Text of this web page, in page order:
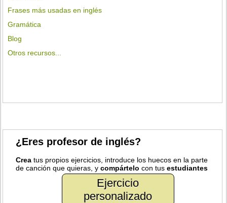
Frases más usadas en inglés
Gramática
Blog
Otros recursos...
¿Eres profesor de inglés?
Crea tus propios ejercicios, introduce los huecos en la parte
de canción que quieras, ycompártelo con tusestudiantes
Ejercicio
personalizado